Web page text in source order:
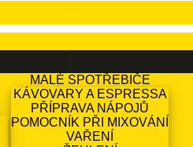
MALÉ SPOTŘEBIČE
KÁVOVARY A ESPRESSA
PŘÍPRAVA NÁPOJŮ
POMOCNÍK PŘI MIXOVÁNÍ
VAŘENÍ